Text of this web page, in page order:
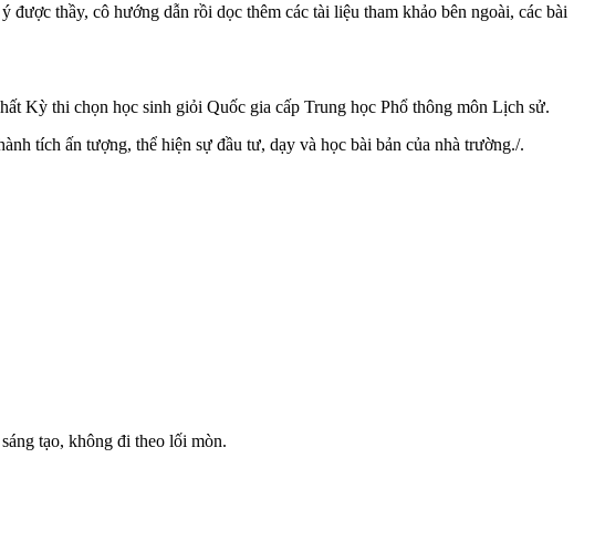
thầy, cô hướng dẫn rồi dọc thêm các tài liệu tham khảo bên ngoài, các bài
Kỳ thi chọn học sinh giỏi Quốc gia cấp Trung học Phổ thông môn Lịch sử.
tích ấn tượng, thể hiện sự đầu tư, dạy và học bài bản của nhà trường./.
tạo, không đi theo lối mòn.